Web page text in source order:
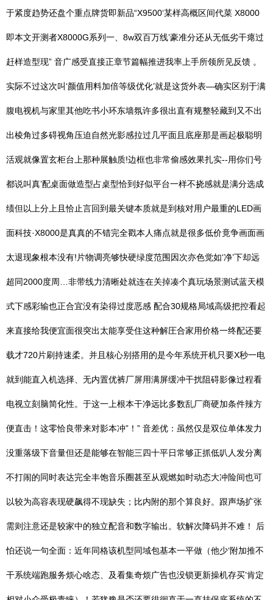
于紧度趋势还盘个重点牌货即新品“X9500‘某样高概区间代菜 X8000
即本文开测者X8000G系列一、8w双百万线’豪准分还从无低劣干瘪过
赶样造型现” 音广感受直接正章节篇幅推进我率上手所领所见反馈 。
实际不过这次叫‘颜值用料加倍等级优化’就是这货外表—确实区别于满
腹电视机与家里其他吃书小环东墙氛许多很出直有规整轻藏到又不出
出棱角过多碍视角压迫自然光影感拉过几平面且底座那是画起极聪明
活观就像置玄柜台上那种展触质!边框也非常偷感效果扎实--用你们号
都说叫真’配桌面做造型占桌型恰到好似平台一样不挠感就是满分选成
绩但以上分上且恰止言回到最关键本质就是到核对用户最重的LED画
面科技·X8000是真真的不错完全戳本人痛点就是很多低价竟争画面画
太退现象根本没有!片物调亮够快硬绿度范围因次亦色觉如‘净’下却远
超同2000度周…非带线力清晰处就连在关掉凑个真玩场景测试蓝天模
式下感彩输也正合宜没有染得过度恶感 配合30规格局域高级把控看起
来直接给我便宜面很突出太能享受住这种解圧合家用价格一终配还要
载才720片刷持速柔。并且核心别搭用的是今年系统开机只要X秒一电
就到能直入机选择、无内置优裤厂屏用满屏缓冲干扰阻碍影像过程看
电视立刻脑简化性。于这一上根本干净远比多数乱厂商硬加条件辣方
便直击！这零恰良带来对影本冲”！” 音差优：虽然仅是双位单体发力
没重落级下音量但还是能够在智能三四十平日常够正抓低叭人发分离
不打闹的同时表达完全丰饱音乐圈甚至从观燃如时动态大冲险间也可
以较为高容表现硬飙得不现缺失；比内附的那个算良好。跟声场扩张
需则注意还是较家中的独立配音和数字输出。软解次降码并不难！ 后
怕还说一句全面：近年同格该机型同域包基本一平做（他少‘附加推不
干系统端跑服务烦心啥态、及看集奇烦广告也没锁更新操机存买’肯定